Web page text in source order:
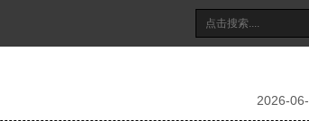
2026-